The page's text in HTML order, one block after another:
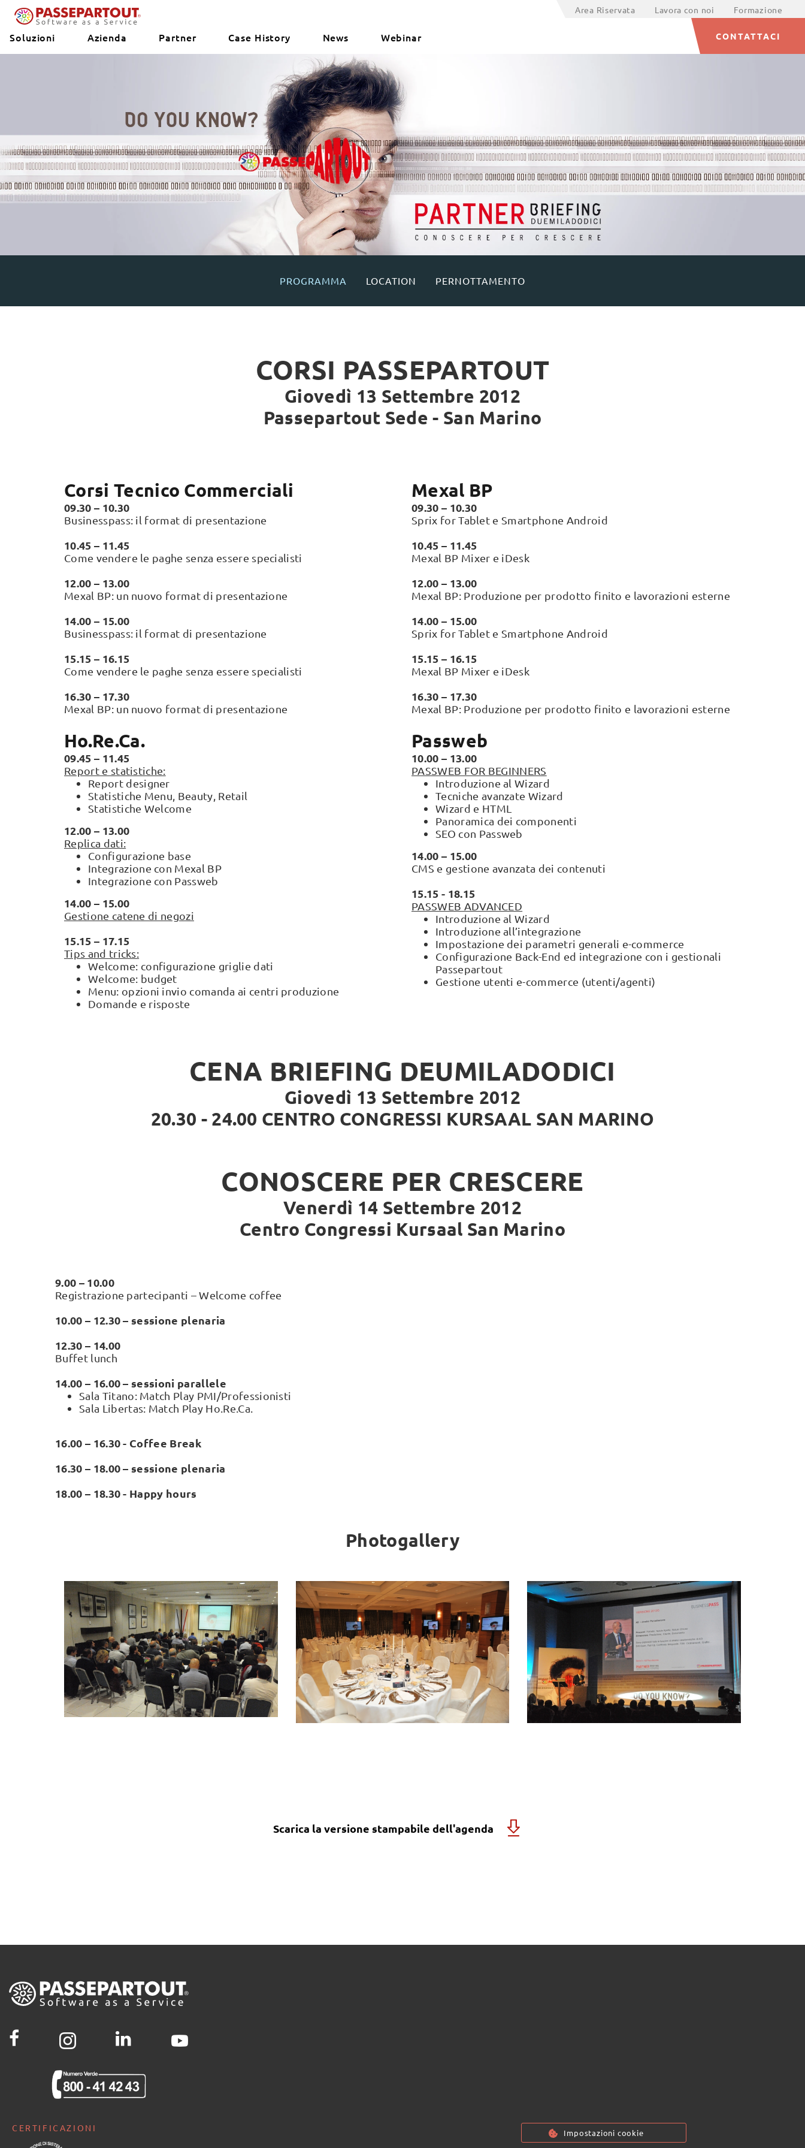
Soluzioni Azienda Partner Case History News Webinar
Area Riservata Lavora con noi Formazione
CONTATTACI
PROGRAMMA LOCATION PERNOTTAMENTO
CORSI PASSEPARTOUT
Giovedì 13 Settembre 2012
Passepartout Sede - San Marino
Corsi Tecnico Commerciali
09.30 – 10.30
Businesspass: il format di presentazione
10.45 – 11.45
Come vendere le paghe senza essere specialisti
12.00 – 13.00
Mexal BP: un nuovo format di presentazione
14.00 – 15.00
Businesspass: il format di presentazione
15.15 – 16.15
Come vendere le paghe senza essere specialisti
16.30 – 17.30
Mexal BP: un nuovo format di presentazione
Mexal BP
09.30 – 10.30
Sprix for Tablet e Smartphone Android
10.45 – 11.45
Mexal BP Mixer e iDesk
12.00 – 13.00
Mexal BP: Produzione per prodotto finito e lavorazioni esterne
14.00 – 15.00
Sprix for Tablet e Smartphone Android
15.15 – 16.15
Mexal BP Mixer e iDesk
16.30 – 17.30
Mexal BP: Produzione per prodotto finito e lavorazioni esterne
Ho.Re.Ca.
09.45 – 11.45
Report e statistiche:
Report designer
Statistiche Menu, Beauty, Retail
Statistiche Welcome
12.00 – 13.00
Replica dati:
Configurazione base
Integrazione con Mexal BP
Integrazione con Passweb
14.00 – 15.00
Gestione catene di negozi
15.15 – 17.15
Tips and tricks:
Welcome: configurazione griglie dati
Welcome: budget
Menu: opzioni invio comanda ai centri produzione
Domande e risposte
Passweb
10.00 – 13.00
PASSWEB FOR BEGINNERS
Introduzione al Wizard
Tecniche avanzate Wizard
Wizard e HTML
Panoramica dei componenti
SEO con Passweb
14.00 – 15.00
CMS e gestione avanzata dei contenuti
15.15 - 18.15
PASSWEB ADVANCED
Introduzione al Wizard
Introduzione all’integrazione
Impostazione dei parametri generali e-commerce
Configurazione Back-End ed integrazione con i gestionali
Passepartout
Gestione utenti e-commerce (utenti/agenti)
CENA BRIEFING DEUMILADODICI
Giovedì 13 Settembre 2012
20.30 - 24.00 CENTRO CONGRESSI KURSAAL SAN MARINO
CONOSCERE PER CRESCERE
Venerdì 14 Settembre 2012
Centro Congressi Kursaal San Marino
9.00 – 10.00
Registrazione partecipanti – Welcome coffee
10.00 – 12.30 – sessione plenaria
12.30 – 14.00
Buffet lunch
14.00 – 16.00 – sessioni parallele
Sala Titano: Match Play PMI/Professionisti
Sala Libertas: Match Play Ho.Re.Ca.
16.00 – 16.30 - Coffee Break
16.30 – 18.00 – sessione plenaria
18.00 – 18.30 - Happy hours
Photogallery
Scarica la versione stampabile dell'agenda
CERTIFICAZIONI Impostazioni cookie